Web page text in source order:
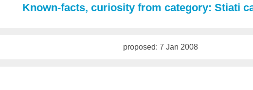
Known-facts, curiosity from category: Stiati
proposed: 7 Jan 2008